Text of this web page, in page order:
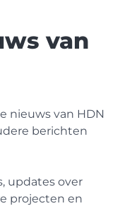
van
nieuws van HDN
berichten
updates over
projecten en